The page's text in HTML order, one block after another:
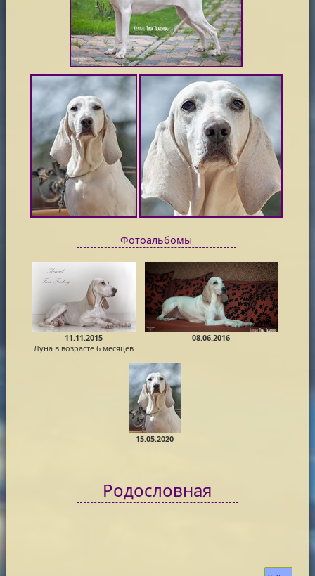
Фотоальбомы
11.11.2015
Луна в возрасте 6 месяцев
08.06.2016
15.05.2020
Родословная